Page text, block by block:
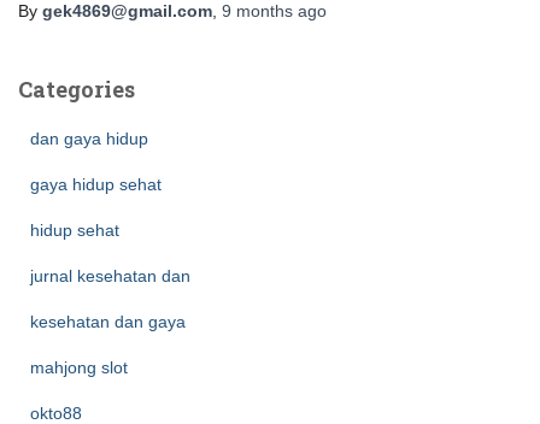
By gek4869@gmail.com 9 months ago
Categories
dan gaya hidup
gaya hidup sehat
hidup sehat
jurnal kesehatan dan
kesehatan dan gaya
mahjong slot
okto88